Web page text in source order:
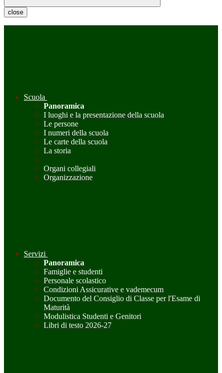
close
Scuola
Panoramica
I luoghi e la presentazione della scuola
Le persone
I numeri della scuola
Le carte della scuola
La storia
Organi collegiali
Organizzazione
Servizi
Panoramica
Famiglie e studenti
Personale scolastico
Condizioni Assicurative e vademecum
Documento del Consiglio di Classe per l'Esame di
Maturità
Modulistica Studenti e Genitori
Libri di testo 2026-27